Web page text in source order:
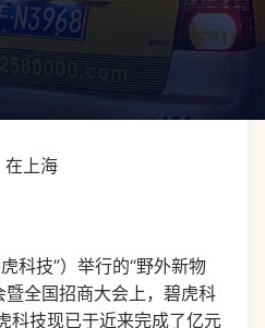
在上海
科技”）举行的“野外新物
全国招商大会上，碧虎科
科技现已于近来完成了亿元